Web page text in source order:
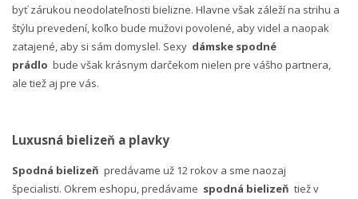
byť zárukou neodolateľnosti bielizne. Hlavne však záleží na strihu a
štýlu prevedení, koľko bude mužovi povolené, aby videl a naopak
zatajené, aby si sám domyslel. Sexy dámske spodné
prádlo bude však krásnym darčekom nielen pre vášho partnera,
ale tiež aj pre vás.
Luxusná bielizeň a plavky
Spodná bielizeň predávame už 12 rokov a sme naozaj
špecialisti. Okrem eshopu, predávame spodná bielizeň tiež v